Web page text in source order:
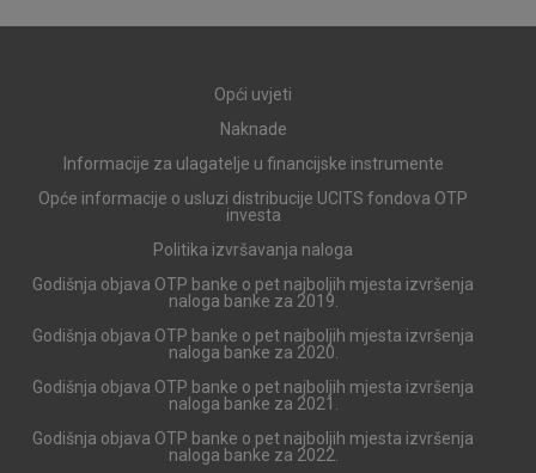
Opći uvjeti
Naknade
Informacije za ulagatelje u financijske instrumente
Opće informacije o usluzi distribucije UCITS fondova OTP
investa
Politika izvršavanja naloga
Godišnja objava OTP banke o pet najboljih mjesta izvršenja
naloga banke za 2019.
Godišnja objava OTP banke o pet najboljih mjesta izvršenja
naloga banke za 2020.
Godišnja objava OTP banke o pet najboljih mjesta izvršenja
naloga banke za 2021.
Godišnja objava OTP banke o pet najboljih mjesta izvršenja
naloga banke za 2022.
možete postaviti da blokira te kolačiće ili pošalje upozorenje
Detaljnije informacije o kolačićima